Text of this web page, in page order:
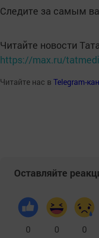
Следите за самым
Читайте новости
https://max.ru/
Читайте нас в Telegram-
Оставляйте
0 0 0